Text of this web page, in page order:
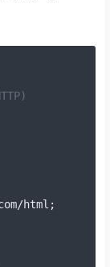
/html ;